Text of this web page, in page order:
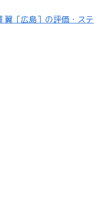
翼［広島］の評価・ステ